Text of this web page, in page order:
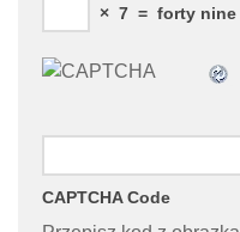
× 7 = forty nine
CAPTCHA Code